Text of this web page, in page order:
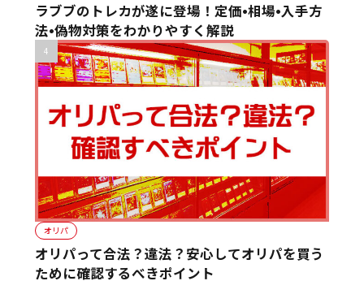
ラブブのトレカが遂に登場！定価•相場•入手方
法•偽物対策をわかりやすく解説
オリパ
オリパって合法？違法？安心してオリパを買う
ために確認するべきポイント